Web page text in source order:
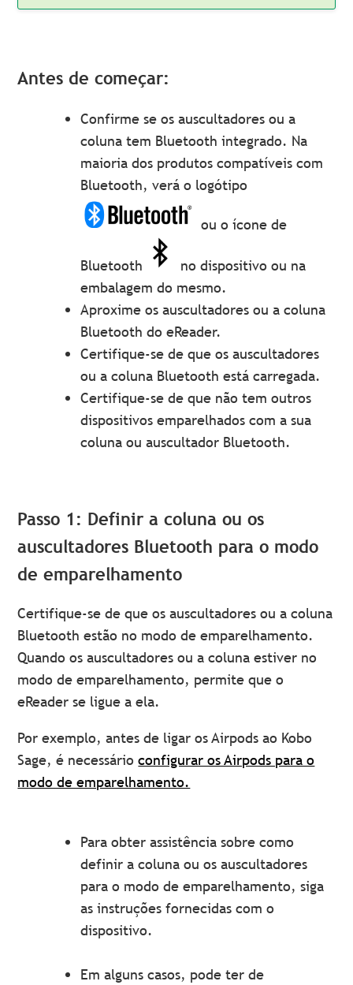
Antes de começar:
Confirme se os auscultadores ou a
coluna tem Bluetooth integrado. Na
maioria dos produtos compatíveis com
Bluetooth, verá o logótipo
ou o ícone de
Bluetooth
no dispositivo ou na
embalagem do mesmo.
Aproxime os auscultadores ou a coluna
Bluetooth do eReader.
Certifique-se de que os auscultadores
ou a coluna Bluetooth está carregada.
Certifique-se de que não tem outros
dispositivos emparelhados com a sua
coluna ou auscultador Bluetooth.
Passo 1: Definir a coluna ou os
auscultadores Bluetooth para o modo
de emparelhamento
Certifique-se de que os auscultadores ou a coluna
Bluetooth estão no modo de emparelhamento.
Quando os auscultadores ou a coluna estiver no
modo de emparelhamento, permite que o
eReader se ligue a ela.
Por exemplo, antes de ligar os Airpods ao Kobo
Sage, é necessárioconfigurar os Airpods para o
modo de emparelhamento.
Para obter assistência sobre como
definir a coluna ou os auscultadores
para o modo de emparelhamento, siga
as instruções fornecidas com o
dispositivo.
Em alguns casos, pode ter de